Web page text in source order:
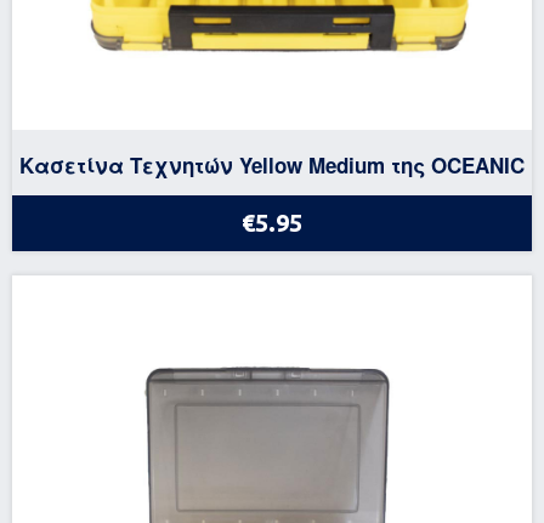
Κασετίνα Τεχνητών Yellow Medium της OCEANIC
€5.95